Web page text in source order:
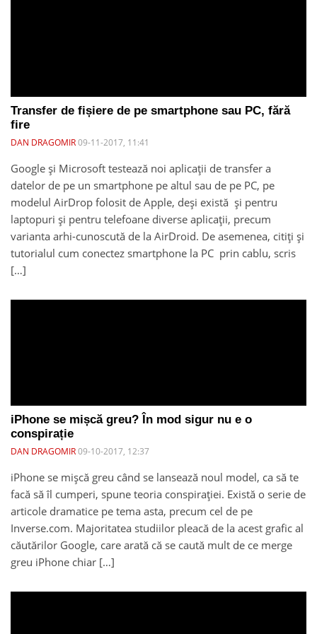
Transfer de fișiere de pe smartphone sau PC, fără
fire
DAN DRAGOMIR09-11-2017, 11:41
Google și Microsoft testează noi aplicații de transfer a
datelor de pe un smartphone pe altul sau de pe PC, pe
modelul AirDrop folosit de Apple, deși există și pentru
laptopuri și pentru telefoane diverse aplicații, precum
varianta arhi-cunoscută de la AirDroid. De asemenea, citiți și
tutorialul cum conectez smartphone la PC prin cablu, scris
[…]
iPhone se mișcă greu? În mod sigur nu e o
conspirație
DAN DRAGOMIR09-10-2017, 12:37
iPhone se mișcă greu când se lansează noul model, ca să te
facă să îl cumperi, spune teoria conspirației. Există o serie de
articole dramatice pe tema asta, precum cel de pe
Inverse.com. Majoritatea studiilor pleacă de la acest grafic al
căutărilor Google, care arată că se caută mult de ce merge
greu iPhone chiar […]